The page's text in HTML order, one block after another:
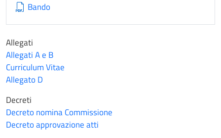
Bando
Allegati
Allegati A e B
Curriculum Vitae
Allegato D
Decreti
Decreto nomina Commissione
Decreto approvazione atti